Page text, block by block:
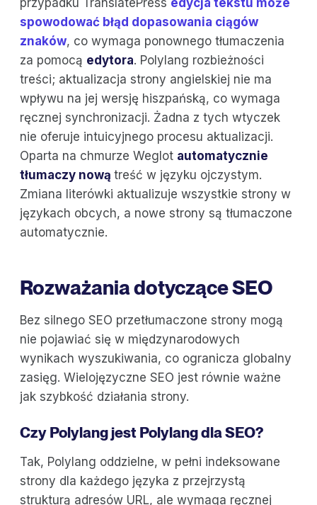
przypadku TranslatePress edycja tekstu może
spowodować błąd dopasowania ciągów
znaków, co wymaga ponownego tłumaczenia
za pomocą edytora. Polylang rozbieżności
treści; aktualizacja strony angielskiej nie ma
wpływu na jej wersję hiszpańską, co wymaga
ręcznej synchronizacji. Żadna z tych wtyczek
nie oferuje intuicyjnego procesu aktualizacji.
Oparta na chmurze Weglot automatycznie
tłumaczy nową treść w języku ojczystym.
Zmiana literówki aktualizuje wszystkie strony w
językach obcych, a nowe strony są tłumaczone
automatycznie.
Rozważania dotyczące SEO
Bez silnego SEO przetłumaczone strony mogą
nie pojawiać się w międzynarodowych
wynikach wyszukiwania, co ogranicza globalny
zasięg. Wielojęzyczne SEO jest równie ważne
jak szybkość działania strony.
Czy Polylang jest Polylang dla SEO?
Tak, Polylang oddzielne, w pełni indeksowane
strony dla każdego języka z przejrzystą
strukturą adresów URL, ale wymaga ręcznej